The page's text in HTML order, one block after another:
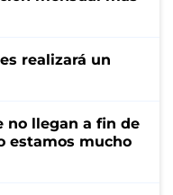
realizará un
no llegan a fin de
estamos mucho